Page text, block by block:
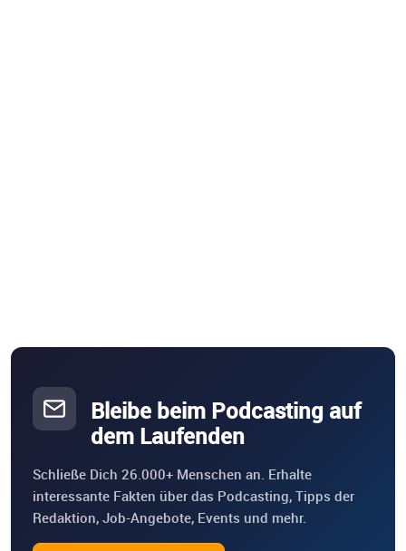
Bleibe beim Podcasting auf
dem Laufenden
Schließe Dich 26.000+ Menschen an. Erhalte
interessante Fakten über das Podcasting, Tipps der
Redaktion, Job-Angebote, Events und mehr.